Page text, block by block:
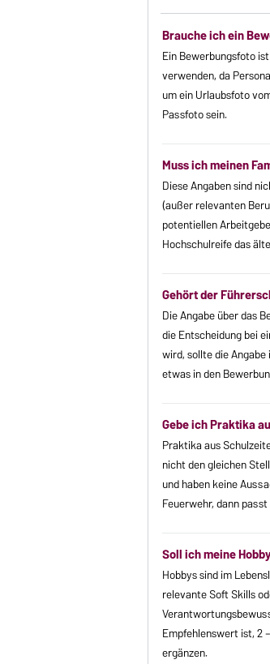
Brauche ich ein
Ein Bewerbungsfoto
verwenden, da
um ein Urlaubsfoto
Passfoto sein.
Muss ich meinen
Diese Angaben sind
(außer relevanten
potentiellen
Hochschulreife das
Gehört der
Die Angabe über das
die Entscheidung bei
wird, sollte die
etwas in den
Gebe ich Praktika
Praktika aus
nicht den gleichen
und haben keine
Feuerwehr, dann
Soll ich meine
Hobbys sind im
relevante Soft Skills
Empfehlenswert ist, 2
ergänzen.